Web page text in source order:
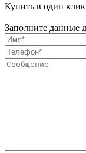
Купить в один клик
Заполните данные